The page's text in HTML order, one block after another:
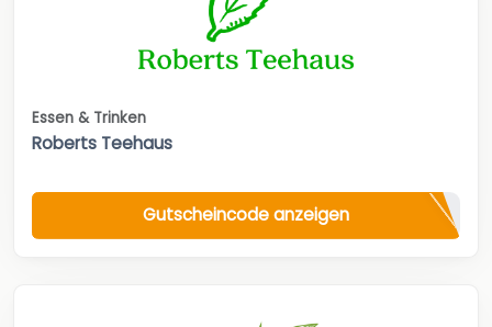
Essen & Trinken
Roberts Teehaus
Gutscheincode anzeigen